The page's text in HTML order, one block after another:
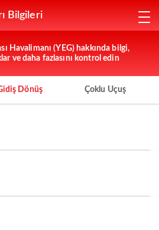
Bilgileri
Havalimanı (YEG) hakkında bilgi,
ve daha fazlasını kontrol edin
Dönüş Çoklu Uçuş